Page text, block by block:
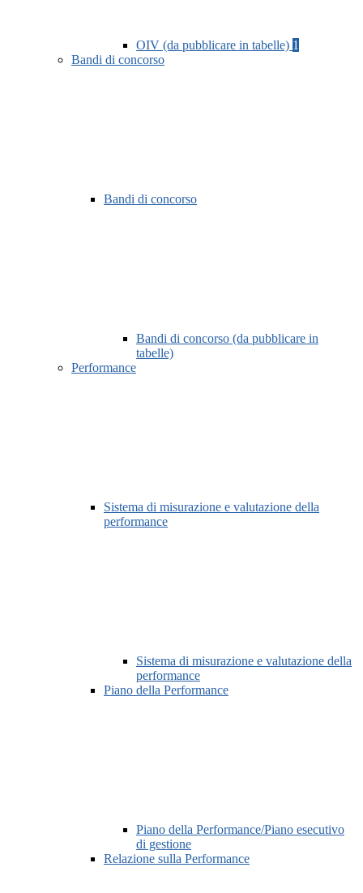
OIV (da pubblicare in tabelle) 1
Bandi di concorso
Bandi di concorso
Bandi di concorso (da pubblicare in
tabelle)
Performance
Sistema di misurazione e valutazione della
performance
Sistema di misurazione e valutazione della
performance
Piano della Performance
Piano della Performance/Piano esecutivo
di gestione
Relazione sulla Performance